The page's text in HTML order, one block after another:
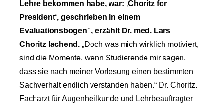
Lehre bekommen habe, war: ‚Choritz for
President‘, geschrieben in einem
Evaluationsbogen“, erzählt Dr. med. Lars
Choritz lachend. „Doch was mich wirklich motiviert,
sind die Momente, wenn Studierende mir sagen,
dass sie nach meiner Vorlesung einen bestimmten
Sachverhalt endlich verstanden haben.“ Dr. Choritz,
Facharzt für Augenheilkunde und Lehrbeauftragter